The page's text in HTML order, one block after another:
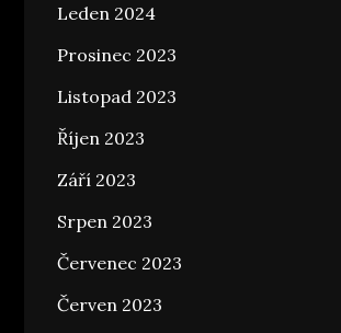
Leden 2024
Prosinec 2023
Listopad 2023
Říjen 2023
Září 2023
Srpen 2023
Červenec 2023
Červen 2023